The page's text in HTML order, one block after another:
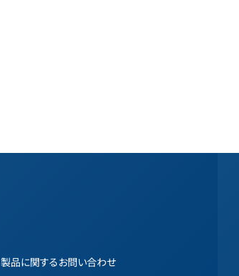
製品に関するお問い合わせ